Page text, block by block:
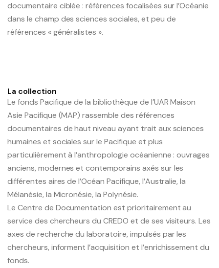
documentaire ciblée : références focalisées sur l’Océanie
dans le champ des sciences sociales, et peu de
références « généralistes ».
La collection
Le fonds Pacifique de la bibliothèque de l’UAR Maison
Asie Pacifique (MAP) rassemble des références
documentaires de haut niveau ayant trait aux sciences
humaines et sociales sur le Pacifique et plus
particulièrement à l’anthropologie océanienne : ouvrages
anciens, modernes et contemporains axés sur les
différentes aires de l’Océan Pacifique, l’Australie, la
Mélanésie, la Micronésie, la Polynésie.
Le Centre de Documentation est prioritairement au
service des chercheurs du CREDO et de ses visiteurs. Les
axes de recherche du laboratoire, impulsés par les
chercheurs, informent l’acquisition et l’enrichissement du
fonds.